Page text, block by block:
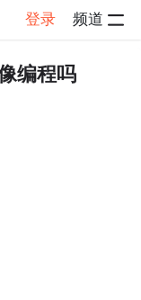
登录 频道
编程吗